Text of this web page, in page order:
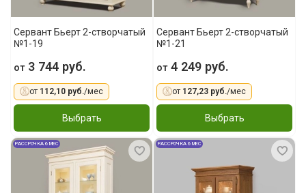
Сервант Бьерт 2-створчатый
№1-19
от3 744 руб.
от 112,10 руб./мес
Выбрать
Сервант Бьерт 2-створчатый
№1-21
от4 249 руб.
от 127,23 руб./мес
Выбрать
РАССРОЧКА 6 МЕС РАССРОЧКА 6 МЕС